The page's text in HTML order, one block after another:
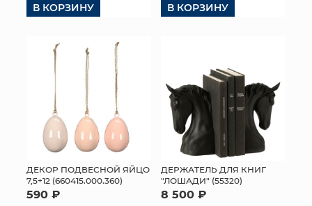
В КОРЗИНУ В КОРЗИНУ
ДЕКОР ПОДВЕСНОЙ ЯЙЦО
7,5+12 (660415.000.360)
590 ₽
ДЕРЖАТЕЛЬ ДЛЯ КНИГ
"ЛОШАДИ" (55320)
8 500 ₽